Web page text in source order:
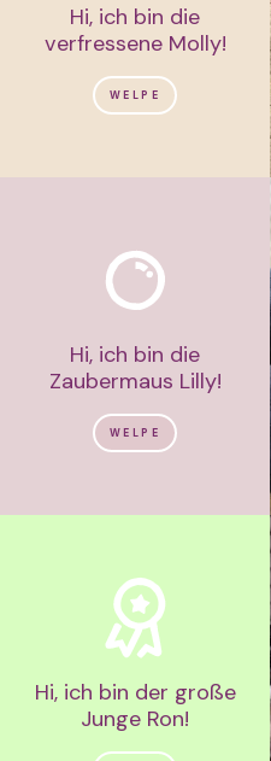
Hi, ich bin die
verfressene Molly!
WELPE
Hi, ich bin die
Zaubermaus Lilly!
WELPE
Hi, ich bin der große
Junge Ron!